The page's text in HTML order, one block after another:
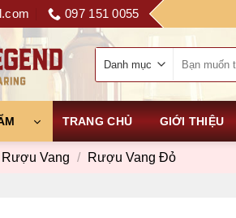
097 151 0055
kiếm:
TRANG CHỦ GIỚI THIỆU
Rượu Vang / Rượu Vang Đỏ